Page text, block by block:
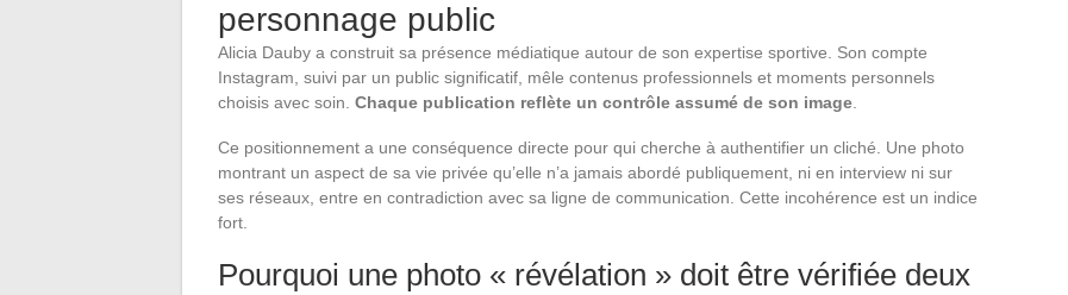
personnage public
Alicia Dauby a construit sa présence médiatique autour de son expertise sportive. Son compte
Instagram, suivi par un public significatif, mêle contenus professionnels et moments personnels
choisis avec soin. Chaque publication reflète un contrôle assumé de son image.
Ce positionnement a une conséquence directe pour qui cherche à authentifier un cliché. Une photo
montrant un aspect de sa vie privée qu’elle n’a jamais abordé publiquement, ni en interview ni sur
ses réseaux, entre en contradiction avec sa ligne de communication. Cette incohérence est un indice
fort.
Pourquoi une photo « révélation » doit être vérifiée deux